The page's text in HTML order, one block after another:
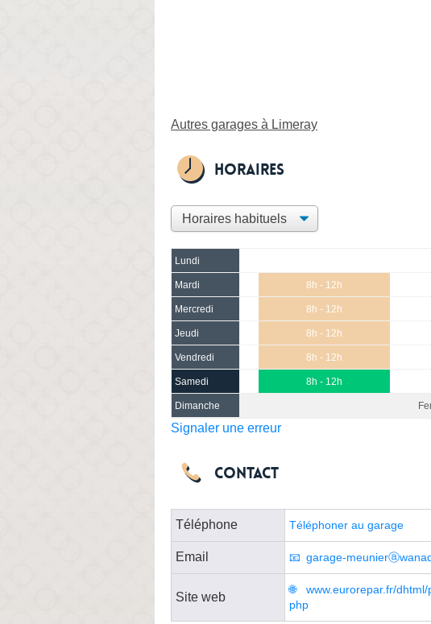
Autres garages à Limeray
Horaires
Lundi
Mardi 8h - 12h
Mercredi 8h - 12h
Jeudi 8h - 12h
Vendredi 8h - 12h
Samedi 8h - 12h
Dimanche
Signaler une erreur
Contact
Téléphone Téléphoner au garage
Email garage-
Site web
www.eurorepar.fr/
php